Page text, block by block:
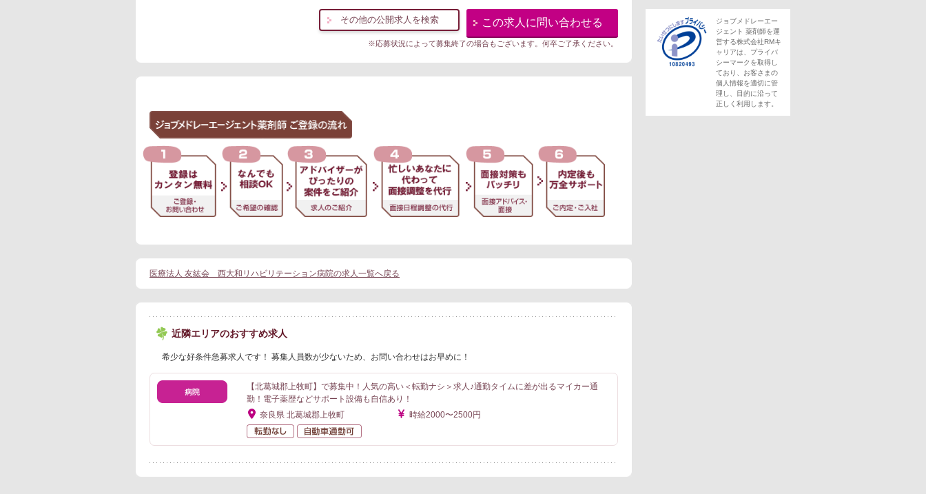
その他の公開求人を検索 この求人に問い合わせる
※応募状況によって募集終了の場合もございます。何卒ご了承ください。
医療法人 友紘会 西大和リハビリテーション病院の求人一覧へ戻る
近隣エリアのおすすめ求人
希少な好条件急募求人です！ 募集人員数が少ないため、お問い合わせはお早めに！
【北葛城郡上牧町】で募集中！人気の高い＜転勤ナシ＞求人♪通勤タイムに差が出るマイカー通
勤！電子薬歴などサポート設備も自信あり！
奈良県 北葛城郡上牧町
時給2000〜2500円
転勤なし
ジョブメドレーエー
ジェント 薬剤師を運
営する株式会社RMキ
ャリアは、プライバ
シーマークを取得し
ており、お客さまの
個人情報を適切に管
理し、目的に沿って
正しく利用します。